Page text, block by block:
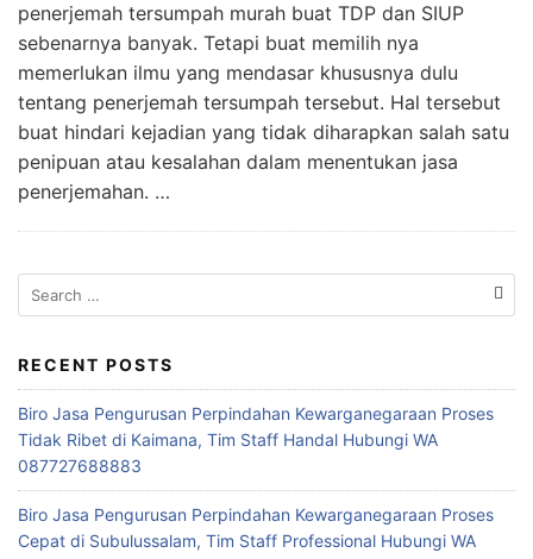
penerjemah tersumpah murah buat TDP dan SIUP
sebenarnya banyak. Tetapi buat memilih nya
memerlukan ilmu yang mendasar khususnya dulu
tentang penerjemah tersumpah tersebut. Hal tersebut
buat hindari kejadian yang tidak diharapkan salah satu
penipuan atau kesalahan dalam menentukan jasa
penerjemahan. …
Search
for:
RECENT POSTS
Biro Jasa Pengurusan Perpindahan Kewarganegaraan Proses
Tidak Ribet di Kaimana, Tim Staff Handal Hubungi WA
087727688883
Biro Jasa Pengurusan Perpindahan Kewarganegaraan Proses
Cepat di Subulussalam, Tim Staff Professional Hubungi WA